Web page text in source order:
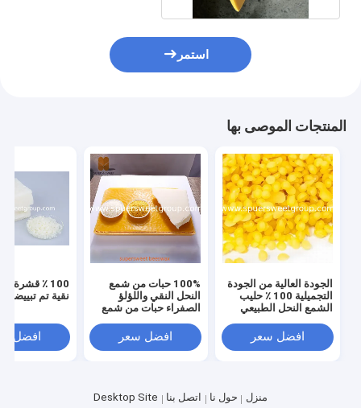
استمر
المنتجات الموصى بها
الجودة العالية من الجودة
التجميلية 100 ٪ حليب
الشمع النحل الطبيعي
افضل سعر
100% حبات من شمع
النحل النقي واللؤلؤ
الصفراء حبات من شمع
بالأشياء بنفسك
افضل سعر
100 ٪
نقية تم تبييضها
افضل
منزل حول نا اتصل بنا
Desktop Site